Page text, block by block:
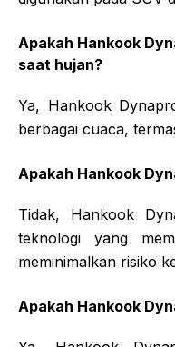
Apakah Hankook
saat hujan?
Ya, Hankook
berbagai cuaca,
Apakah Hankook
Tidak, Hankook
teknologi yang
meminimalkan risiko
Apakah Hankook